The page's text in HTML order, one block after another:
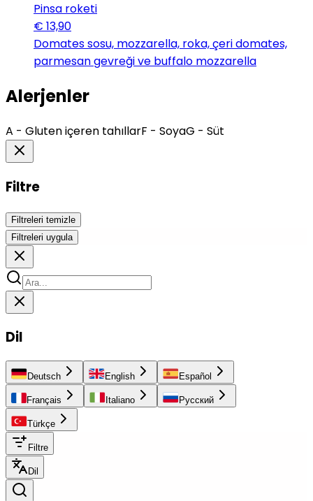
Pinsa roketi
€ 13,90
Domates sosu, mozzarella, roka, çeri domates,
parmesan gevreği ve buffalo mozzarella
Alerjenler
A - Gluten içeren tahıllarF - SoyaG - Süt
Filtre
Filtreleri temizle
Filtreleri uygula
Dil
Deutsch English Español
Français Italiano Русский
Türkçe
Filtre
Dil